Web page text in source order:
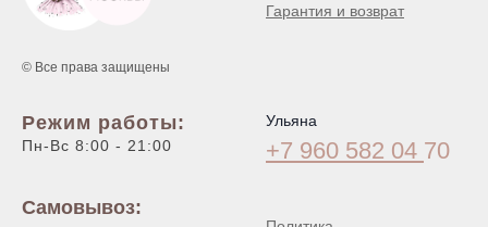
© Все права защищены
Гарантия и возврат
Режим работы:
Пн-Вс 8:00 - 21:00
Самовывоз:
Ульяна
+7 960 582 04 70